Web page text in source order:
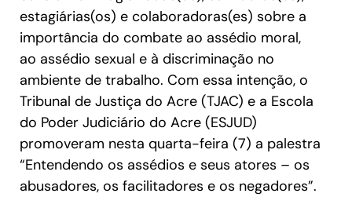
estagiárias(os) e colaboradoras(es) sobre a
importância do combate ao assédio moral,
ao assédio sexual e à discriminação no
ambiente de trabalho. Com essa intenção, o
Tribunal de Justiça do Acre (TJAC) e a Escola
do Poder Judiciário do Acre (ESJUD)
promoveram nesta quarta-feira (7) a palestra
“Entendendo os assédios e seus atores – os
abusadores, os facilitadores e os negadores”.